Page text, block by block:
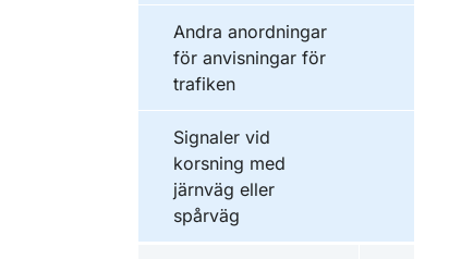
Andra anordningar
för anvisningar för
trafiken
Signaler vid
korsning med
järnväg eller
spårväg